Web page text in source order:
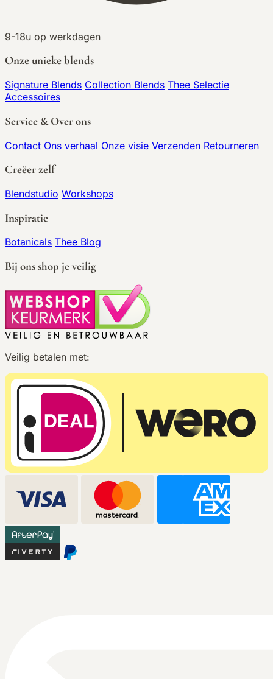
9-18u op werkdagen
Onze unieke blends
Signature Blends Collection Blends Thee Selectie
Accessoires
Service & Over ons
Contact Ons verhaal Onze visie Verzenden Retourneren
Creëer zelf
Blendstudio Workshops
Inspiratie
Botanicals Thee Blog
Bij ons shop je veilig
Veilig betalen met: